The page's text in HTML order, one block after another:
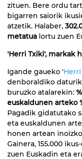
zituen. Bere ordu
bigarren saiorik
atzetik. Halaber,
metatua lortu zuen
'Herri Txiki', markak
Igande gaueko '
denboraldiko
buruzko atalarekin:
euskaldunen arteko
Pagadik gidatutako
eta euskaldunen
honen artean
Gainera, 155.000
zuen Euskadin eta